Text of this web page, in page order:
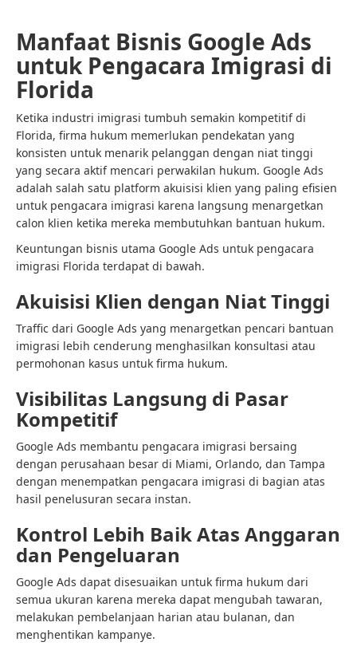
Manfaat Bisnis Google Ads
untuk Pengacara Imigrasi di
Florida
Ketika industri imigrasi tumbuh semakin kompetitif di
Florida, firma hukum memerlukan pendekatan yang
konsisten untuk menarik pelanggan dengan niat tinggi
yang secara aktif mencari perwakilan hukum. Google Ads
adalah salah satu platform akuisisi klien yang paling efisien
untuk pengacara imigrasi karena langsung menargetkan
calon klien ketika mereka membutuhkan bantuan hukum.
Keuntungan bisnis utama Google Ads untuk pengacara
imigrasi Florida terdapat di bawah.
Akuisisi Klien dengan Niat Tinggi
Traffic dari Google Ads yang menargetkan pencari bantuan
imigrasi lebih cenderung menghasilkan konsultasi atau
permohonan kasus untuk firma hukum.
Visibilitas Langsung di Pasar
Kompetitif
Google Ads membantu pengacara imigrasi bersaing
dengan perusahaan besar di Miami, Orlando, dan Tampa
dengan menempatkan pengacara imigrasi di bagian atas
hasil penelusuran secara instan.
Kontrol Lebih Baik Atas Anggaran
dan Pengeluaran
Google Ads dapat disesuaikan untuk firma hukum dari
semua ukuran karena mereka dapat mengubah tawaran,
melakukan pembelanjaan harian atau bulanan, dan
menghentikan kampanye.